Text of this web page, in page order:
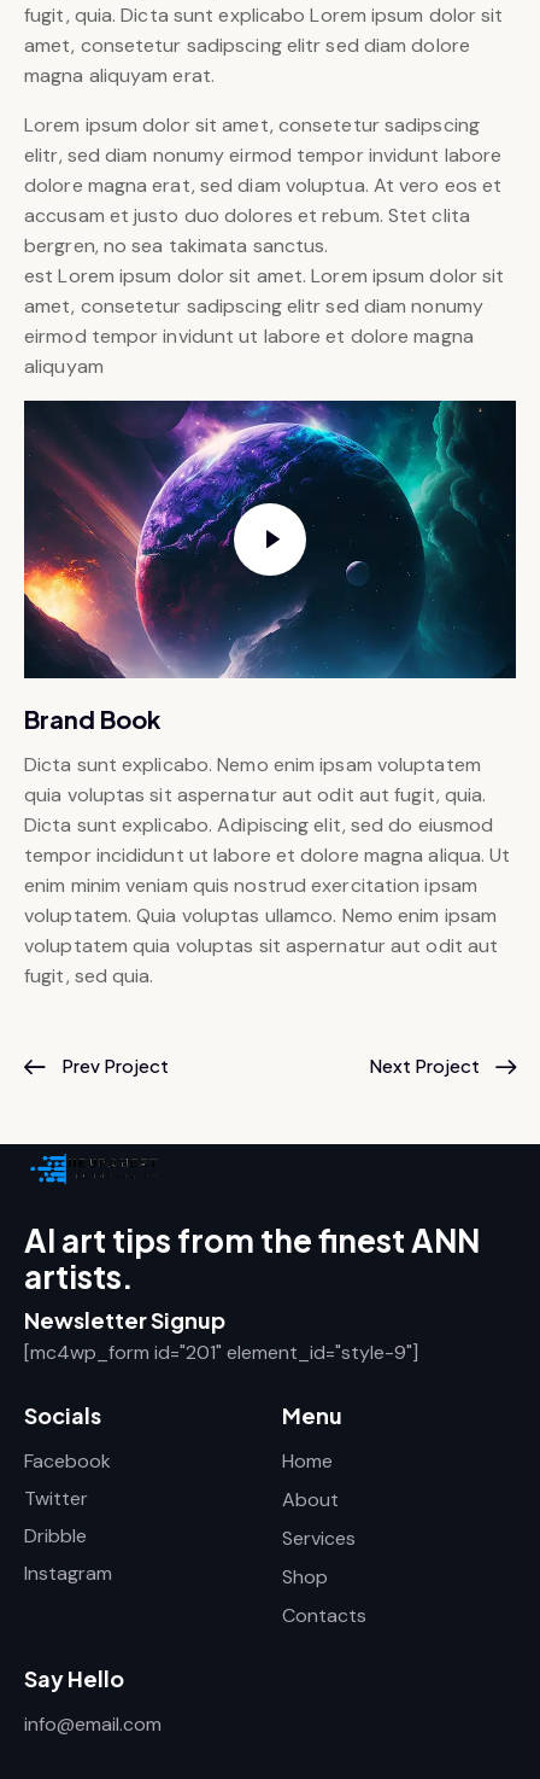
fugit, quia. Dicta sunt explicabo Lorem ipsum dolor sit
amet, consetetur sadipscing elitr sed diam dolore
magna aliquyam erat.
Lorem ipsum dolor sit amet, consetetur sadipscing
elitr, sed diam nonumy eirmod tempor invidunt labore
dolore magna erat, sed diam voluptua. At vero eos et
accusam et justo duo dolores et rebum. Stet clita
bergren, no sea takimata sanctus.
est Lorem ipsum dolor sit amet. Lorem ipsum dolor sit
amet, consetetur sadipscing elitr sed diam nonumy
eirmod tempor invidunt ut labore et dolore magna
aliquyam
Brand Book
Dicta sunt explicabo. Nemo enim ipsam voluptatem
quia voluptas sit aspernatur aut odit aut fugit, quia.
Dicta sunt explicabo. Adipiscing elit, sed do eiusmod
tempor incididunt ut labore et dolore magna aliqua. Ut
enim minim veniam quis nostrud exercitation ipsam
voluptatem. Quia voluptas ullamco. Nemo enim ipsam
voluptatem quia voluptas sit aspernatur aut odit aut
fugit, sed quia.
Prev Project Next Project
AI art tips from the finest ANN
artists.
Newsletter Signup
[mc4wp_form id="201" element_id="style-9"]
Socials
Facebook
Twitter
Dribble
Instagram
Menu
Home
About
Services
Shop
Contacts
Say Hello
info@email.com